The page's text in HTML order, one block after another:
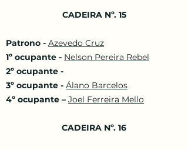
CADEIRA Nº. 15
Patrono - Azevedo Cruz
1º ocupante - Nelson Pereira Rebel
2º ocupante -
3º ocupante - Álano Barcelos
4º ocupante – Joel Ferreira Mello
CADEIRA Nº. 16